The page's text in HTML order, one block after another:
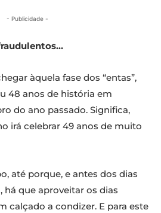
- Publicidade -
àquela fase dos “entas”,
48 anos de história em
do ano passado. Significa,
irá celebrar 49 anos de muito
até porque, e antes dos dias
há que aproveitar os dias
calçado a condizer. E para este